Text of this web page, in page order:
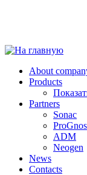
About
Products
Partners
Sonac
ADM
Neogen
News
Contacts